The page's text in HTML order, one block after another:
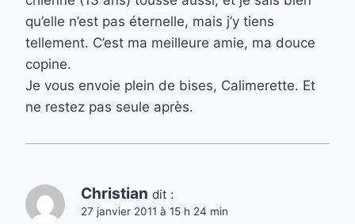
qu’elle n’est pas éternelle, mais j’y tiens
tellement. C’est ma meilleure amie, ma douce
copine.
Je vous envoie plein de bises, Calimerette. Et
ne restez pas seule après.
Christian dit :
27 janvier 2011 à 15 h 24 min